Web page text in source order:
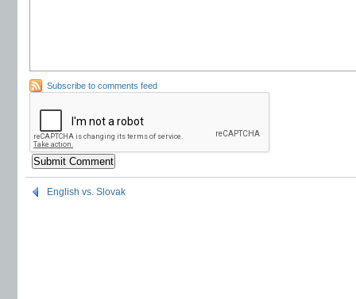
Subscribe to comments feed
English vs. Slovak